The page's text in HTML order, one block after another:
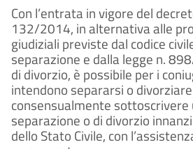
Con l’entrata in vigore del
132/2014, in alternativa alle
giudiziali previste dal codice
separazione e dalla legge n.
di divorzio, è possibile per i
intendono separarsi o divorziare
consensualmente sottoscrivere
separazione o di divorzio
dello Stato Civile, con